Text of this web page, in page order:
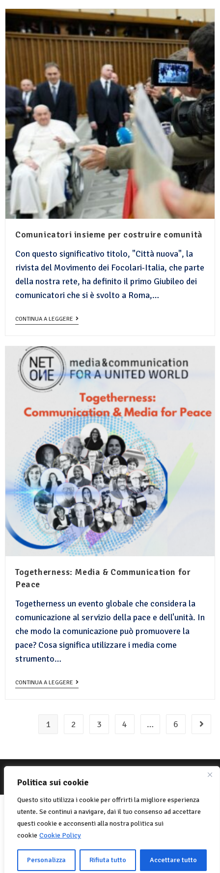
Politica sui cookie
Questo sito utilizza i cookie per offrirti la migliore esperienza
utente. Se continui a navigare, dai il tuo consenso ad accettare
questi cookie e acconsenti alla nostra politica sui
cookie Cookie Policy
Personalizza Rifiuta tutto Accettare tutto
Comunicatori insieme per costruire comunità
Con questo significativo titolo, "Città nuova", la
rivista del Movimento dei Focolari-Italia, che parte
della nostra rete, ha definito il primo Giubileo dei
comunicatori che si è svolto a Roma,…
CONTINUA A LEGGERE
Togetherness: Media & Communication for
Peace
Togetherness un evento globale che considera la
comunicazione al servizio della pace e dell'unità. In
che modo la comunicazione può promuovere la
pace? Cosa significa utilizzare i media come
strumento…
CONTINUA A LEGGERE
1 2 3 4 … 6
Italiano English Inglese)
Français(Francese)
Português
Español
( Spagnolo )